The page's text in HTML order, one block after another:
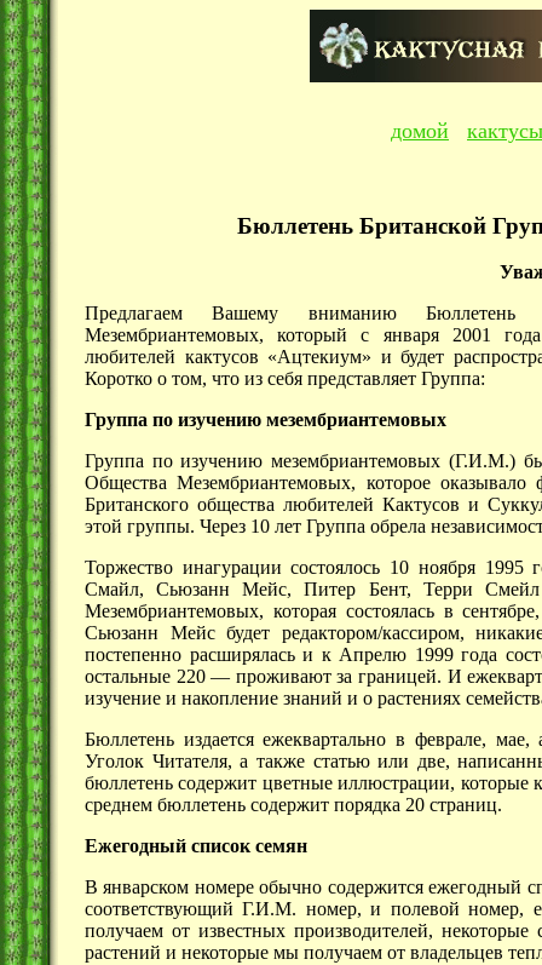
домой кактусы
Бюллетень Британской
Предлагаем Вашему вниманию
Мезембриантемовых, который с января 2001
любителей кактусов «Ацтекиум» и будет
Коротко о том, что из себя представляет Группа:
Группа по изучению мезембриантемовых
Группа по изучению мезембриантемовых (Г.И.М.)
Общества Мезембриантемовых, которое
Британского общества любителей Кактусов и
этой группы. Через 10 лет Группа обрела
Торжество инагурации состоялось 10 ноября
Смайл, Сьюзанн Мейс, Питер Бент, Терри
Мезембриантемовых, которая состоялась в
Сьюзанн Мейс будет редактором/кассиром,
постепенно расширялась и к Апрелю 1999 года
остальные 220 — проживают за границей. И
изучение и накопление знаний и о растениях
Бюллетень издается ежеквартально в феврале,
Уголок Читателя, а также статью или две,
бюллетень содержит цветные иллюстрации, которые
среднем бюллетень содержит порядка 20 страниц.
Ежегодный список семян
В январском номере обычно содержится ежегодный
соответствующий Г.И.М. номер, и полевой номер,
получаем от известных производителей,
растений и некоторые мы получаем от владельцев